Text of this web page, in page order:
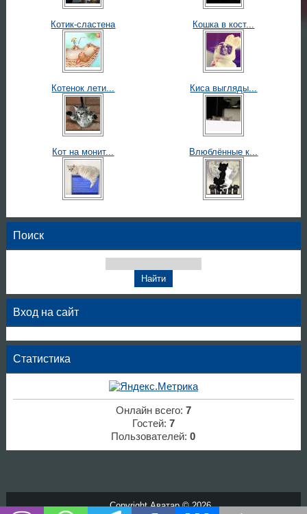
Котик-сластена Кошка в кост...
Котенок лети... Киса выгляды...
Кот на монит... Влюблённые к...
Поиск
Вход на сайт
Статистика
Онлайн всего: 7
Гостей: 7
Пользователей:0
Copyright Аватар © 2026